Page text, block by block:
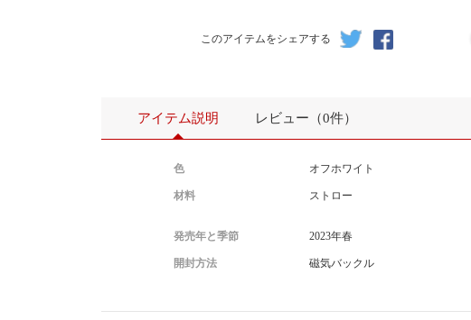
このアイテムをシェアする
アイテム説明 レビュー（0件）
色 オフホワイト
材料 ストロー
発売年と季節 2023年春
開封方法 磁気バックル